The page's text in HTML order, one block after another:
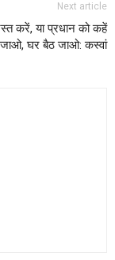
Next article
करें, या प्रधान को कहें
घर बैठ जाओ: कस्वां